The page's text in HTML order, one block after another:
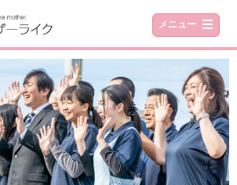
メニュー